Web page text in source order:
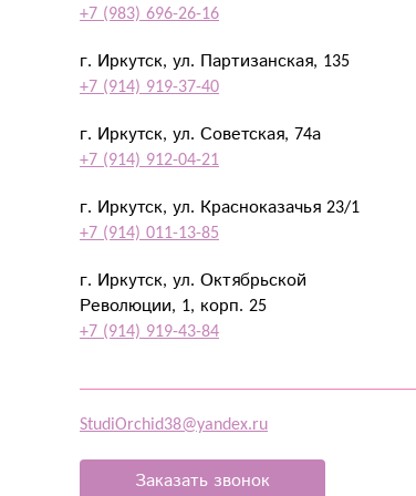
+7 (983) 696-26-16
г. Иркутск, ул. Партизанская, 135
+7 (914) 919-37-40
г. Иркутск, ул. Советская, 74а
+7 (914) 912-04-21
г. Иркутск, ул. Красноказачья 23/1
+7 (914) 011-13-85
г. Иркутск, ул. Октябрьской
Революции, 1, корп. 25
+7 (914) 919-43-84
StudiOrchid38@yandex.ru
Заказать звонок